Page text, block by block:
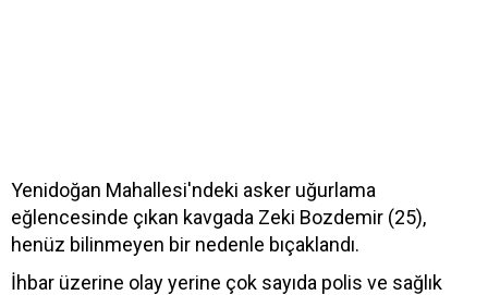
Yenidoğan Mahallesi'ndeki asker uğurlama
eğlencesinde çıkan kavgada Zeki Bozdemir (25),
henüz bilinmeyen bir nedenle bıçaklandı.
İhbar üzerine olay yerine çok sayıda polis ve sağlık